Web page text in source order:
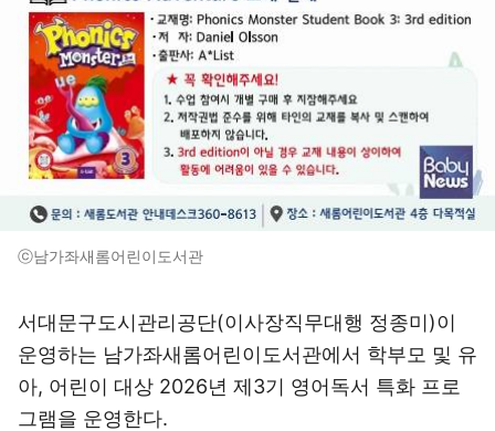
ⓒ남가좌새롬어린이도서관
서대문구도시관리공단(이사장직무대행 정종미)이
운영하는 남가좌새롬어린이도서관에서 학부모 및 유
아, 어린이 대상 2026년 제3기 영어독서 특화 프로
그램을 운영한다.